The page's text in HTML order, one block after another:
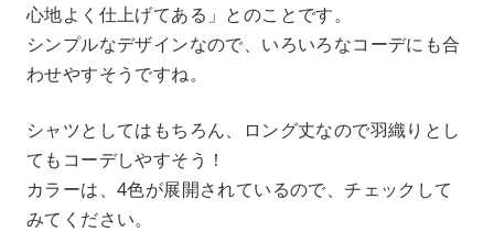
心地よく仕上げてある」とのことです。
シンプルなデザインなので、いろいろなコーデにも合
わせやすそうですね。
シャツとしてはもちろん、ロング丈なので羽織りとし
てもコーデしやすそう！
カラーは、4色が展開されているので、チェックして
みてください。